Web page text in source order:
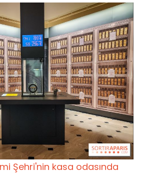
Şehri'nin kasa odasında